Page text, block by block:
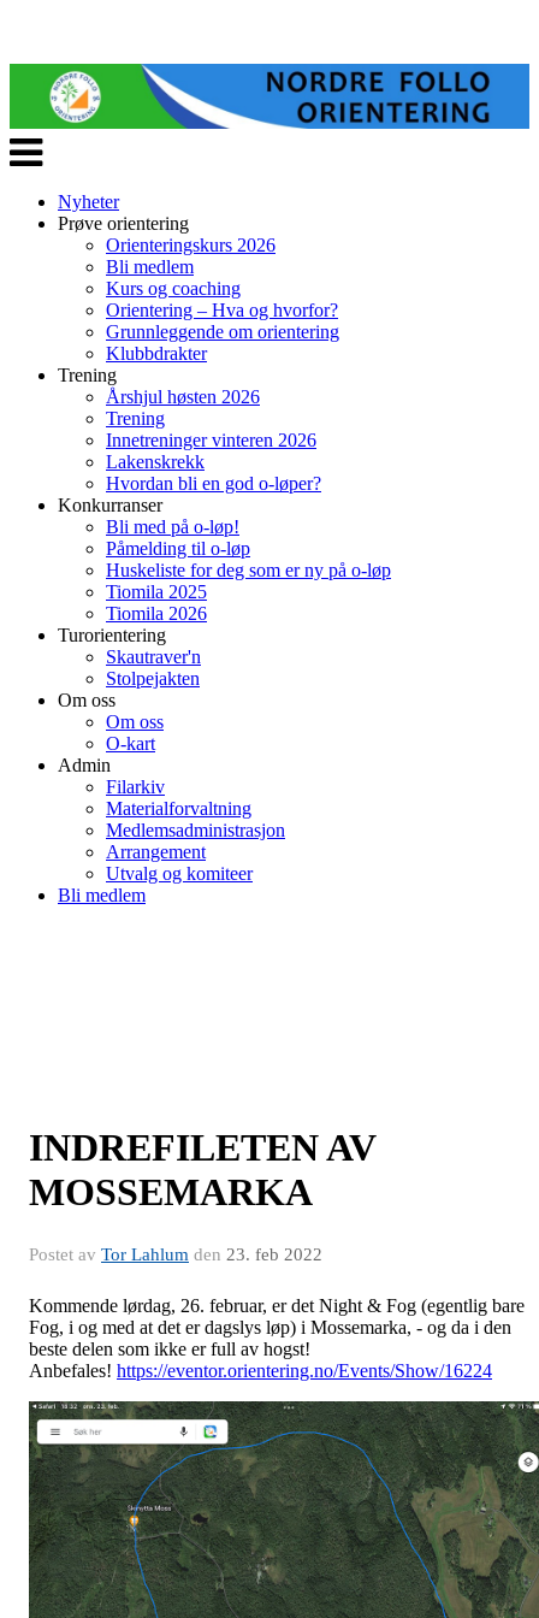
Veksle
navigasjon
Nyheter
Prøve orientering
Orienteringskurs 2026
Bli medlem
Kurs og coaching
Orientering – Hva og hvorfor?
Grunnleggende om orientering
Klubbdrakter
Trening
Årshjul høsten 2026
Trening
Innetreninger vinteren 2026
Lakenskrekk
Hvordan bli en god o-løper?
Konkurranser
Bli med på o-løp!
Påmelding til o-løp
Huskeliste for deg som er ny på o-løp
Tiomila 2025
Tiomila 2026
Turorientering
Skautraver'n
Stolpejakten
Om oss
Om oss
O-kart
Admin
Filarkiv
Materialforvaltning
Medlemsadministrasjon
Arrangement
Utvalg og komiteer
Bli medlem
INDREFILETEN AV
MOSSEMARKA
Postet av Tor Lahlum den 23. feb 2022
Kommende lørdag, 26. februar, er det Night & Fog (egentlig bare
Fog, i og med at det er dagslys løp) i Mossemarka, - og da i den
beste delen som ikke er full av hogst!
Anbefales! https://eventor.orientering.no/Events/Show/16224